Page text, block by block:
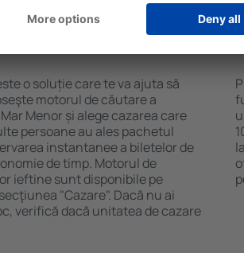
ȋn în La Manga del
o soluție care te va ajuta să
motorul de căutare a
Menor și alege cazarea care
persoane au ales pachetul
instantanee a biletelor de
de timp. Motorul de
ieftine sunt disponibile pe
"Cazare". Dacă nu ai
verifică dacă unitatea de cazare